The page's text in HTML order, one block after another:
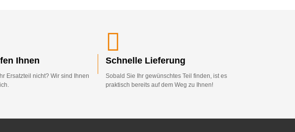
Ihnen
Ersatzteil nicht? Wir sind Ihnen
Schnelle Lieferung
Sobald Sie Ihr gewünschtes Teil finden, ist es
praktisch bereits auf dem Weg zu Ihnen!